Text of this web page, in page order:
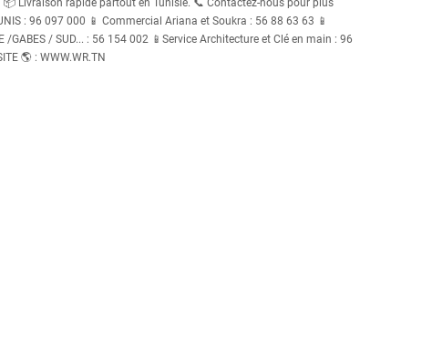
Livraison rapide partout en Tunisie. 📞 Contactez-nous pour plus
: 96 097 000 📱 Commercial Ariana et Soukra : 56 88 63 63 📱
GABES / SUD... : 56 154 002 📱Service Architecture et Clé en main : 96
🌎 : WWW.WR.TN